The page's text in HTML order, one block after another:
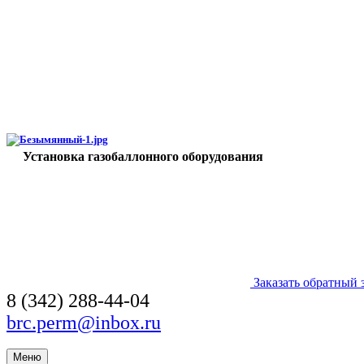
Установка газобаллонного оборудования
Заказать обратный
8 (342) 288-44-04
brc.perm@inbox.ru
Меню